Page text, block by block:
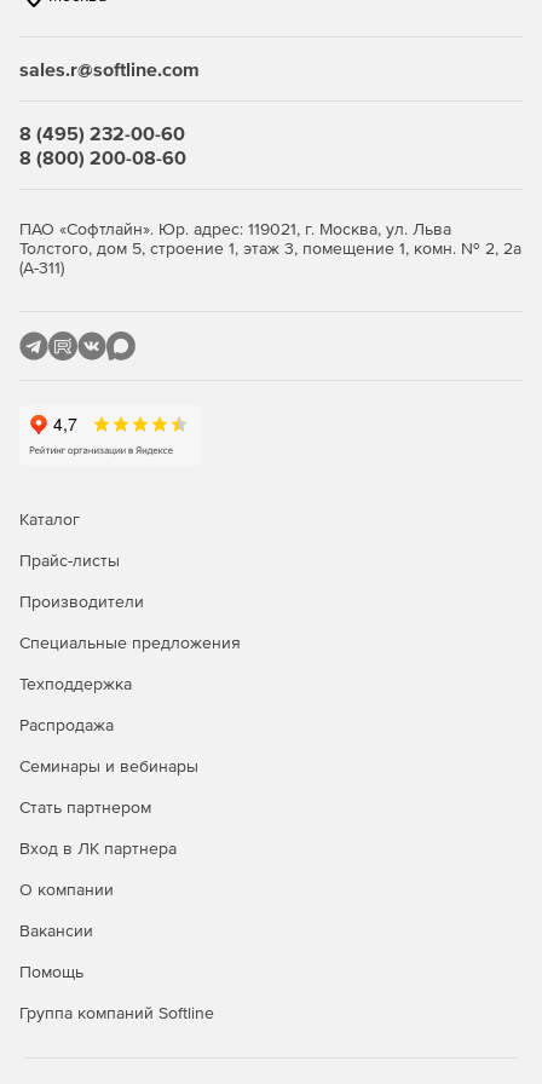
sales.r@softline.com
8 (495) 232-00-60
8 (800) 200-08-60
ПАО «Софтлайн». Юр. адрес: 119021, г. Москва, ул. Льва
Толстого, дом 5, строение 1, этаж 3, помещение 1, комн. № 2, 2а
(А-311)
Каталог
Прайс-листы
Производители
Специальные предложения
Техподдержка
Распродажа
Семинары и вебинары
Стать партнером
Вход в ЛК партнера
О компании
Вакансии
Помощь
Группа компаний Softline